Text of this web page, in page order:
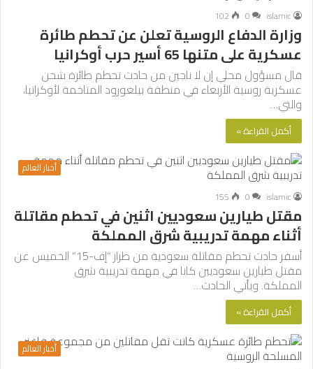
islamic
0
102
وزارة الدفاع الروسية تعلن عن تحطم طائرة
عسكرية على متنها 65 أسير حرب أوكرانيا
قال مسؤول محلي إن لا ناجين من حادث تحطم طائرة شحن
عسكرية روسية الأربعاء في منطقة بيلغورود المتاخمة لأوكرانيا،
والتي…
أكمل القراءة »
أخبار العالم
islamic
0
155
مقتل طيارين سعوديين اثنين في تحطم مقاتلة
أثناء مهمة تدريبية شرق المملكة
أسفر حادث تحطم مقاتلة سعودية من طراز “إف-15” الخميس عن
مقتل طيارين سعوديين كانا في مهمة تدريبية شرق
المملكة. ويأتي الحادث…
أكمل القراءة »
أخبار العالم